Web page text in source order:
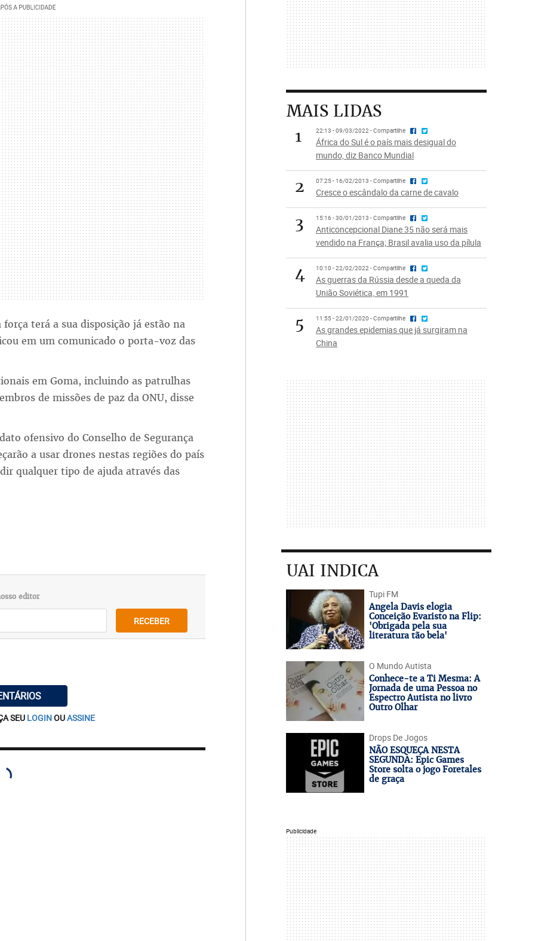
terá a sua disposição já estão na
em um comunicado o porta-voz das
em Goma, incluindo as patrulhas
de missões de paz da ONU, disse
ofensivo do Conselho de Segurança
a usar drones nestas regiões do país
qualquer tipo de ajuda através das
editor
RECEBER
SEU LOGINOUASSINE
MAIS LIDAS
1
22:13 - 09/03/2022 - Compartilhe
África do Sul é o país mais desigual do
mundo, diz Banco Mundial
2 07:25 - 16/02/2013 - Compartilhe
Cresce o escândalo da carne de cavalo
3 15:16 - 30/01/2013 - Compartilhe
Anticoncepcional Diane 35 não será mais
vendido na França; Brasil avalia uso da pílula
4 10:10 - 22/02/2022 - Compartilhe
As guerras da Rússia desde a queda da
União Soviética, em 1991
5 11:55 - 22/01/2020 - Compartilhe
As grandes epidemias que já surgiram na
China
UAI INDICA
Tupi FM
Angela Davis elogia
Conceição Evaristo na Flip:
'Obrigada pela sua
literatura tão bela'
O Mundo Autista
Conhece-te a Ti Mesma: A
Jornada de uma Pessoa no
Espectro Autista no livro
Outro Olhar
Drops De Jogos
NÃO ESQUEÇA NESTA
SEGUNDA: Epic Games
Store solta o jogo Foretales
de graça
Publicidade